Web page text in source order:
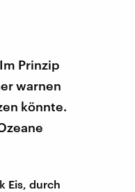
Prinzip
warnen
könnte.
Eis, durch